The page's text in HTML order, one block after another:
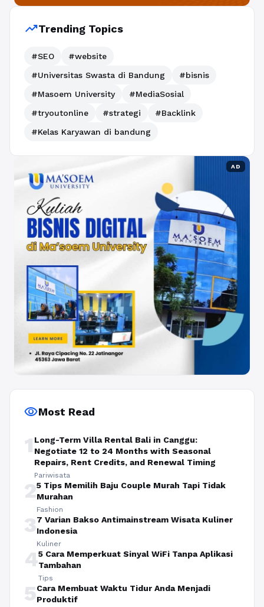
trending_upTrending Topics
#SEO
#website
#Universitas Swasta di Bandung
#bisnis
#Masoem University
#MediaSosial
#tryoutonline
#strategi
#Backlink
#Kelas Karyawan di bandung
AD
visibilityMost Read
1 Long-Term Villa Rental Bali in Canggu:
Negotiate 12 to 24 Months with Seasonal
Repairs, Rent Credits, and Renewal Timing
Pariwisata
25 Tips Memilih Baju Couple Murah Tapi Tidak
Murahan
Fashion
37 Varian Bakso Antimainstream Wisata Kuliner
Indonesia
Kuliner
45 Cara Memperkuat Sinyal WiFi Tanpa Aplikasi
Tambahan
Tips
5Cara Membuat Waktu Tidur Anda Menjadi
Produktif